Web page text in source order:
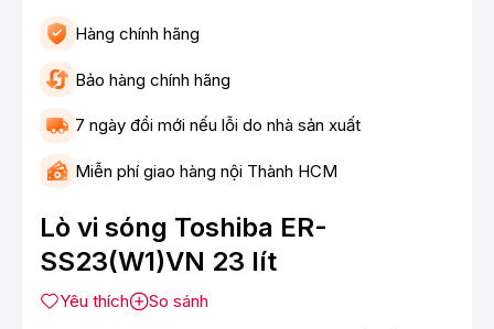
Hàng chính hãng
Bảo hàng chính hãng
7 ngày đổi mới nếu lỗi do nhà sản xuất
Miễn phí giao hàng nội Thành HCM
Lò vi sóng Toshiba ER-
SS23(W1)VN 23 lít
Yêu thích
So sánh